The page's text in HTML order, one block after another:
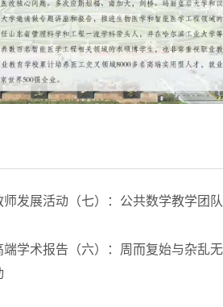
师发展活动（七）：公共数学教学团队
端学术报告（六）：周而复始与杂乱无